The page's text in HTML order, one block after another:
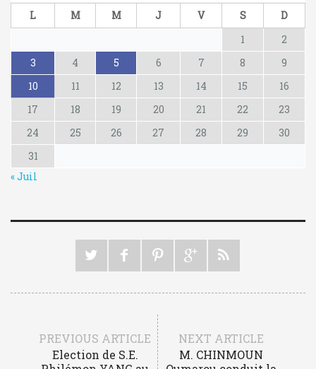
L
M M J V S
D
1
2
3
4 5 6 7 8
9
10
11 12 13 14 15
16
17
18 19 20 21 22
23
24
25 26 27 28 29
30
31
« Juil
PREVIOUS ARTICLE
Election de S.E.
NEXT ARTICLE
M. CHINMOUN